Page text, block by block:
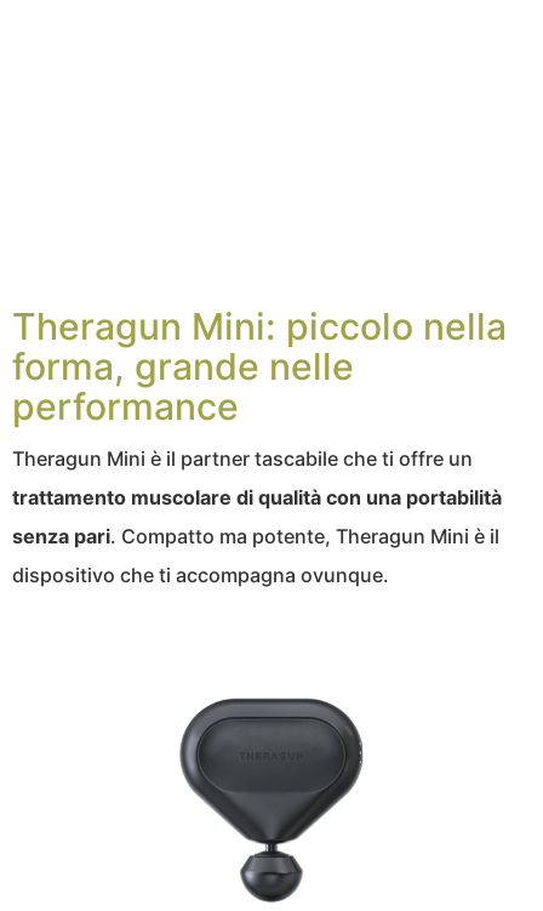
Theragun Mini: piccolo nella
forma, grande nelle
performance
Theragun Mini è il partner tascabile che ti offre un
trattamento muscolare di qualità con una portabilità
senza pari. Compatto ma potente, Theragun Mini è il
dispositivo che ti accompagna ovunque.